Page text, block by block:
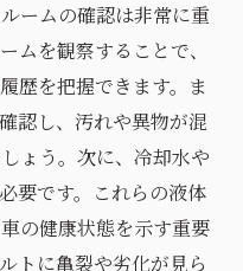
ームの確認は非常に重
ムを観察することで、
歴を把握できます。ま
認し、汚れや異物が混
ょう。次に、冷却水や
要です。これらの液体
の健康状態を示す重要
トに亀裂や劣化が見ら